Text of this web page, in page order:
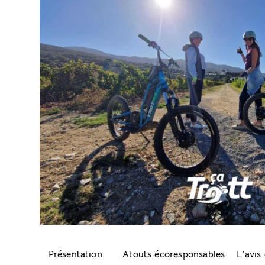
Présentation Atouts écoresponsables L'avis